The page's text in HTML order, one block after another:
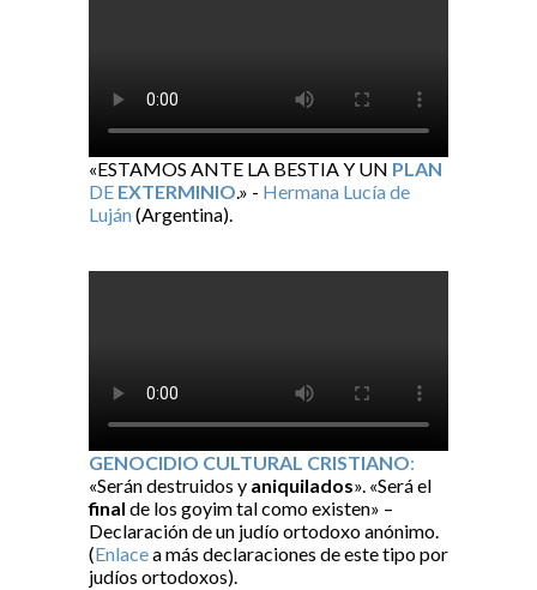
«ESTAMOS ANTE LA BESTIA Y UN PLAN
DE EXTERMINIO.» - Hermana Lucía de
Luján(Argentina).
GENOCIDIO CULTURAL CRISTIANO:
«Serán destruidos y aniquilados». «Será el
final de los goyim tal como existen» –
Declaración de un judío ortodoxo anónimo.
(Enlacea más declaraciones de este tipo por
judíos ortodoxos).